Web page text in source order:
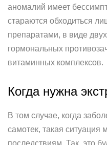
аномалий имеет
стараются обходиться
препаратами, в виде
гормональных
витаминных комплексов.
Когда нужна
В том случае, когда
самотек, такая ситуация
последствиям. Так, это